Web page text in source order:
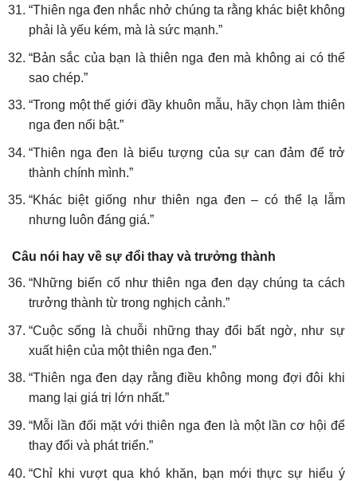
“Thiên nga đen nhắc nhở chúng ta rằng khác biệt không
phải là yếu kém, mà là sức mạnh.”
“Bản sắc của bạn là thiên nga đen mà không ai có thể
sao chép.”
“Trong một thế giới đầy khuôn mẫu, hãy chọn làm thiên
nga đen nổi bật.”
“Thiên nga đen là biểu tượng của sự can đảm để trở
thành chính mình.”
“Khác biệt giống như thiên nga đen – có thể lạ lẫm
nhưng luôn đáng giá.”
Câu nói hay về sự đổi thay và trưởng thành
“Những biến cố như thiên nga đen dạy chúng ta cách
trưởng thành từ trong nghịch cảnh.”
“Cuộc sống là chuỗi những thay đổi bất ngờ, như sự
xuất hiện của một thiên nga đen.”
“Thiên nga đen dạy rằng điều không mong đợi đôi khi
mang lại giá trị lớn nhất.”
“Mỗi lần đối mặt với thiên nga đen là một lần cơ hội để
thay đổi và phát triển.”
“Chỉ khi vượt qua khó khăn, bạn mới thực sự hiểu ý